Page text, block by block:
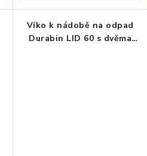
Víko k nádobě na odpad
Durabin LID 60 s dvěma